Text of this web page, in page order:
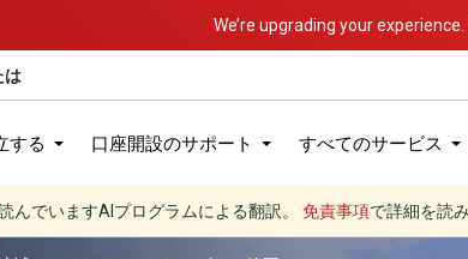
We’re upgrading your experience.
は
する 口座開設のサポート すべてのサービス
んでいますAIプログラムによる翻訳。 免責事項で詳細を読